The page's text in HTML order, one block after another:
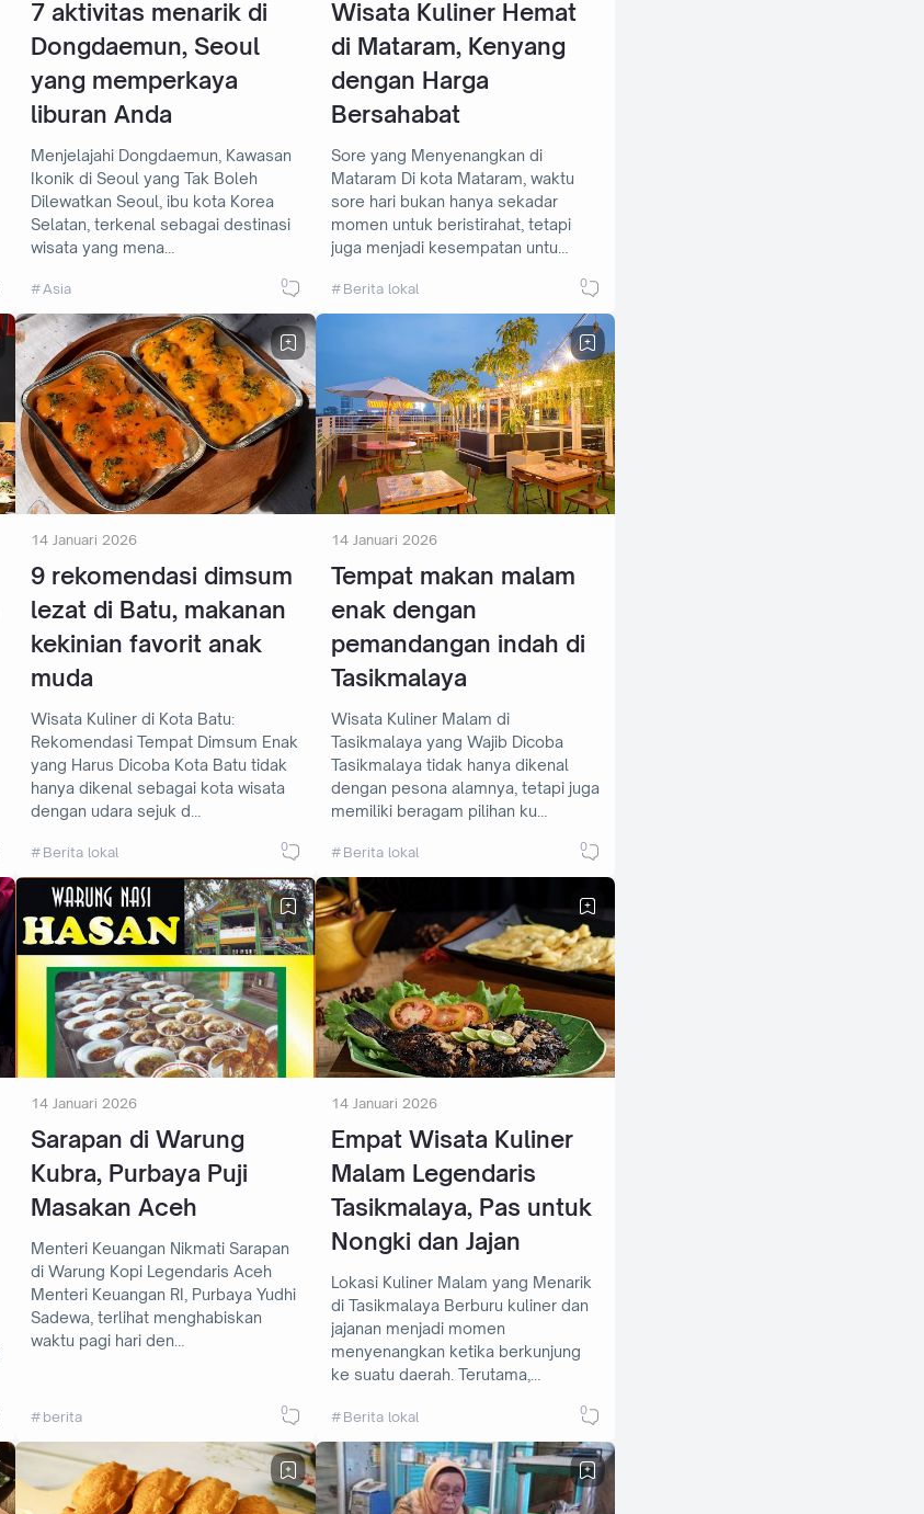
7 aktivitas menarik di
Dongdaemun, Seoul
yang memperkaya
liburan Anda
Menjelajahi Dongdaemun, Kawasan
Ikonik di Seoul yang Tak Boleh
Dilewatkan Seoul, ibu kota Korea
Selatan, terkenal sebagai destinasi
wisata yang mena…
Asia 0
Wisata Kuliner Hemat
di Mataram, Kenyang
dengan Harga
Bersahabat
Sore yang Menyenangkan di
Mataram Di kota Mataram, waktu
sore hari bukan hanya sekadar
momen untuk beristirahat, tetapi
juga menjadi kesempatan untu…
Berita lokal 0
14 Januari 2026
9 rekomendasi dimsum
lezat di Batu, makanan
kekinian favorit anak
muda
Wisata Kuliner di Kota Batu:
Rekomendasi Tempat Dimsum Enak
yang Harus Dicoba Kota Batu tidak
hanya dikenal sebagai kota wisata
dengan udara sejuk d…
Berita lokal 0
14 Januari 2026
Tempat makan malam
enak dengan
pemandangan indah di
Tasikmalaya
Wisata Kuliner Malam di
Tasikmalaya yang Wajib Dicoba
Tasikmalaya tidak hanya dikenal
dengan pesona alamnya, tetapi juga
memiliki beragam pilihan ku…
Berita lokal 0
14 Januari 2026
Sarapan di Warung
Kubra, Purbaya Puji
Masakan Aceh
Menteri Keuangan Nikmati Sarapan
di Warung Kopi Legendaris Aceh
Menteri Keuangan RI, Purbaya Yudhi
Sadewa, terlihat menghabiskan
waktu pagi hari den…
berita 0
14 Januari 2026
Empat Wisata Kuliner
Malam Legendaris
Tasikmalaya, Pas untuk
Nongki dan Jajan
Lokasi Kuliner Malam yang Menarik
di Tasikmalaya Berburu kuliner dan
jajanan menjadi momen
menyenangkan ketika berkunjung
ke suatu daerah. Terutama,…
Berita lokal 0